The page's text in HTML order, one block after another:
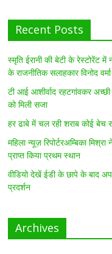
Recent Posts
स्मृति ईरानी की बेटी के रेस्टोरेंट में
के राजनीतिक सलाहकार विनोद
टी आई आशीर्वाद रहटगांवकर
को मिली सजा
हर ढाबे में चल रही शराब कोई बेच
महिला न्यूज़ रिपोर्टरअम्बिका
प्राप्त किया प्रथम स्थान
वीडियो देखें ईडी के छापे के बाद
प्रदर्शन
Archives